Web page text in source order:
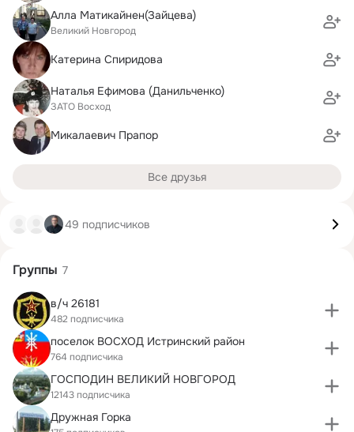
Алла Матикайнен(Зайцева)
Великий Новгород
Катерина Спиридова
Наталья Ефимова (Данильченко)
ЗАТО Восход
Микалаевич Прапор
Все друзья
49 подписчиков
Группы 7
в/ч 26181
482 подписчика
поселок ВОСХОД Истринский район
764 подписчика
ГОСПОДИН ВЕЛИКИЙ НОВГОРОД
12143 подписчика
Дружная Горка